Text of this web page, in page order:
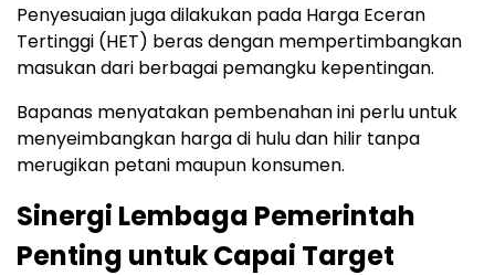
Penyesuaian juga dilakukan pada Harga Eceran
Tertinggi (HET) beras dengan mempertimbangkan
masukan dari berbagai pemangku kepentingan.
Bapanas menyatakan pembenahan ini perlu untuk
menyeimbangkan harga di hulu dan hilir tanpa
merugikan petani maupun konsumen.
Sinergi Lembaga Pemerintah
Penting untuk Capai Target